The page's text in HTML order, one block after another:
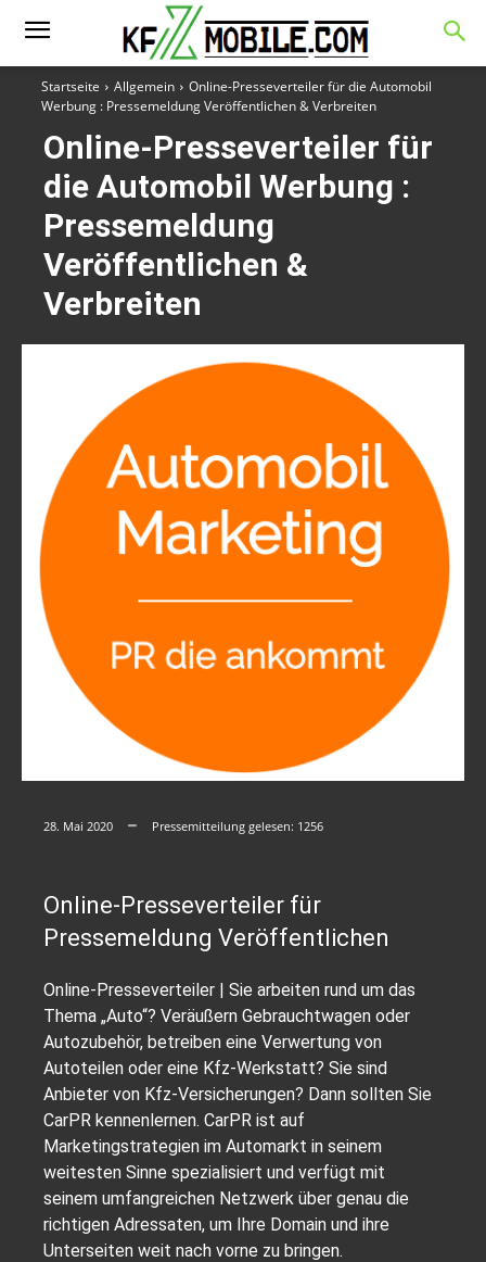
Startseite Allgemein
Online-Presseverteiler für die Automobil
Werbung : Pressemeldung Veröffentlichen & Verbreiten
Online-Presseverteiler für
die Automobil Werbung :
Pressemeldung
Veröffentlichen &
Verbreiten
28. Mai 2020 Pressemitteilung gelesen: 1256
Online-Presseverteiler für
Pressemeldung Veröffentlichen
Online-Presseverteiler | Sie arbeiten rund um das
Thema „Auto“? Veräußern Gebrauchtwagen oder
Autozubehör, betreiben eine Verwertung von
Autoteilen oder eine Kfz-Werkstatt? Sie sind
Anbieter von Kfz-Versicherungen? Dann sollten Sie
CarPR kennenlernen. CarPR ist auf
Marketingstrategien im Automarkt in seinem
weitesten Sinne spezialisiert und verfügt mit
seinem umfangreichen Netzwerk über genau die
richtigen Adressaten, um Ihre Domain und ihre
Unterseiten weit nach vorne zu bringen.